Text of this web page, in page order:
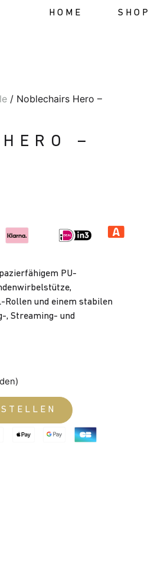
HOME SHOP
/ Noblechairs Hero –
–
PU-
Rollen und einem stabilen
, Streaming- und